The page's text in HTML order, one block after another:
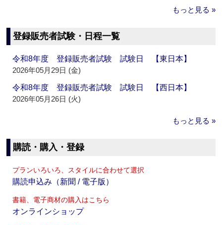
もっと見る »
登録販売者試験・日程一覧
令和8年度 登録販売者試験 試験日 【東日本】
2026年05月29日 (金)
令和8年度 登録販売者試験 試験日 【西日本】
2026年05月26日 (火)
もっと見る »
購読・購入・登録
プランいろいろ、スタイルに合わせて選択
購読申込み（新聞 / 電子版）
書籍、電子商材の購入はこちら
オンラインショップ